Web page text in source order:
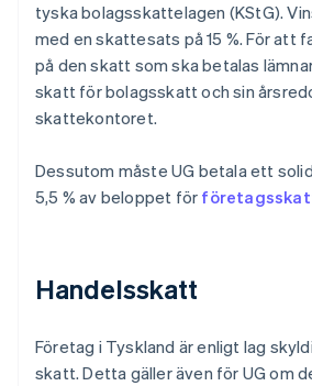
tyska bolagsskattelagen (KStG).
med en skattesats på 15 %. För att
på den skatt som ska betalas
skatt för bolagsskatt och sin
skattekontoret.
Dessutom måste UG betala ett
5,5 % av beloppet för
Handelsskatt
Företag i Tyskland är enligt lag
skatt. Detta gäller även för UG om